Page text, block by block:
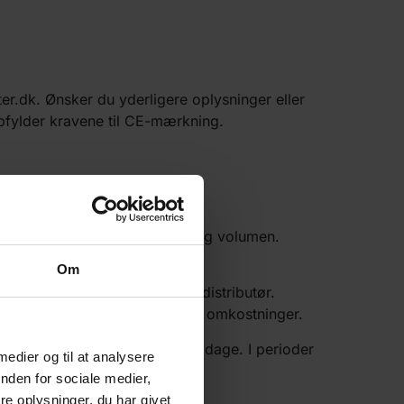
Om
og til at analysere
for sociale medier,
oplysninger, du har givet
Ønsker du yderligere oplysninger eller
kravene til CE-mærkning.
Fragten beregnes efter kg og volumen.
metode for dig.
sker med den billigste distributør.
lager i Hedensted uden omkostninger.
en leveringstid på op til 10 dage. I perioder